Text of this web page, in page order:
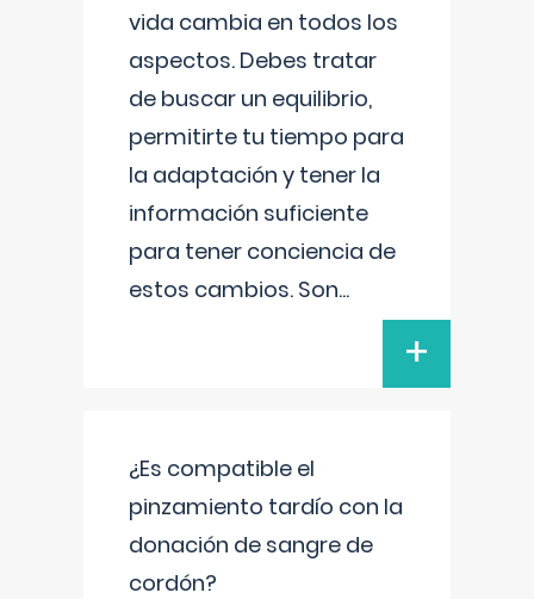
vida cambia en todos los
aspectos. Debes tratar
de buscar un equilibrio,
permitirte tu tiempo para
la adaptación y tener la
información suficiente
para tener conciencia de
estos cambios. Son...
+
¿Es compatible el
pinzamiento tardío con la
donación de sangre de
cordón?